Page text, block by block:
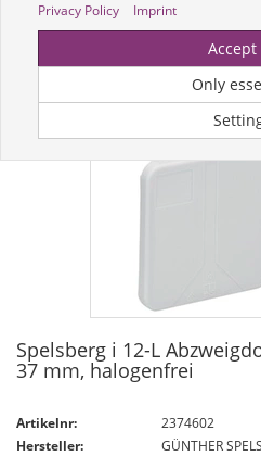
Spelsberg i 12-L
37 mm, halogenfrei
Artikelnr:
2374602
Hersteller:
GÜNTHER
Privacy Policy
Imprint
Accept
Only